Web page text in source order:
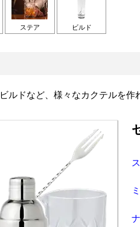
ステア ビルド
ルドなど、様々なカクテルを作